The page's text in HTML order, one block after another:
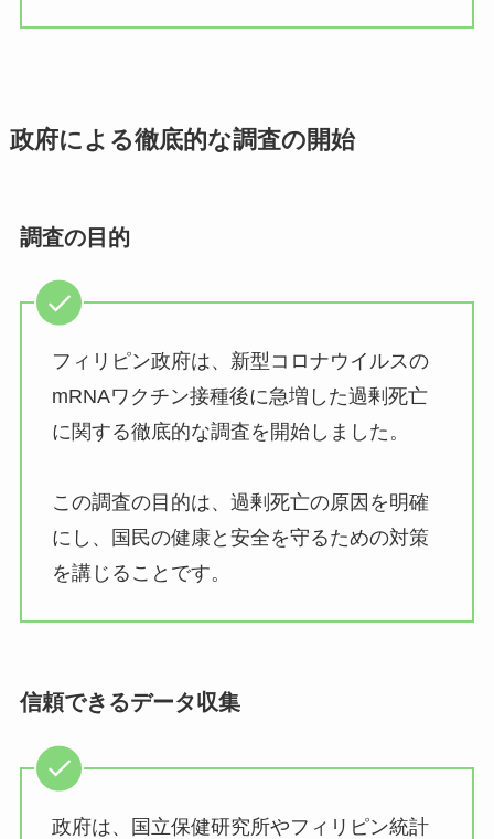
政府による徹底的な調査の開始
調査の目的
フィリピン政府は、新型コロナウイルスの
mRNAワクチン接種後に急増した過剰死亡
に関する徹底的な調査を開始しました。
この調査の目的は、過剰死亡の原因を明確
にし、国民の健康と安全を守るための対策
を講じることです。
信頼できるデータ収集
政府は、国立保健研究所やフィリピン統計